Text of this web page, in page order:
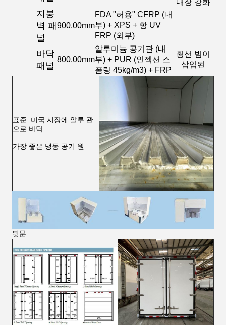
내장 강화
지붕
벽 패
널
900.00mm
FDA "허용" CFRP (내
부) + XPS + 항 UV
FRP (외부)
바닥
패널
800.00mm
알루미늄 공기관 (내
부) + PUR (인젝션 스
폼링 45kg/m3) + FRP
횡선 빔이
삽입된
표준: 미국 시장에 알루.관
으로 바닥
가장 좋은 냉동 공기 원
뒷문